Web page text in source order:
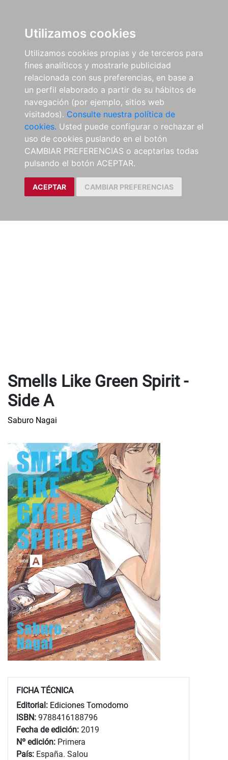
Utilizamos cookies
Utilizamos cookies propias y de terceros para
fines analíticos y mostrarle publicidad
relacionada con sus preferencias, en base a
un perfil elaborado a partir de su hábitos de
navegación (por ejemplo, sitios web
visitados). Consulte nuestra política de
cookies. Usted puede configurar o rechazar el
uso de cookies puslando en el botón
CAMBIAR PREFERENCIAS o aceptarlas todas
pulsando el botón ACEPTAR.
ACEPTAR CAMBIAR PREFERENCIAS
Smells Like Green Spirit -
Side A
Saburo Nagai
FICHA TÉCNICA
Editorial: Ediciones Tomodomo
ISBN: 9788416188796
Fecha de edición: 2019
Nº edición: Primera
País: España. Salou